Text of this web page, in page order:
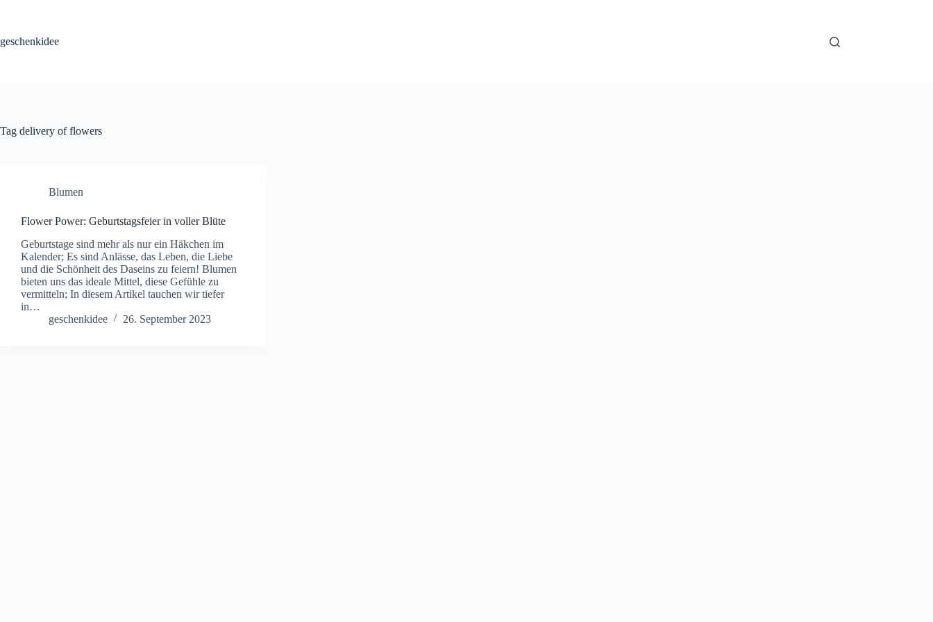
geschenkidee
Tag delivery of flowers
Blumen
Flower Power: Geburtstagsfeier in voller Blüte
Geburtstage sind mehr als nur ein Häkchen im
Kalender; Es sind Anlässe, das Leben, die Liebe
und die Schönheit des Daseins zu feiern! Blumen
bieten uns das ideale Mittel, diese Gefühle zu
vermitteln; In diesem Artikel tauchen wir tiefer
in…
geschenkidee
26. September 2023